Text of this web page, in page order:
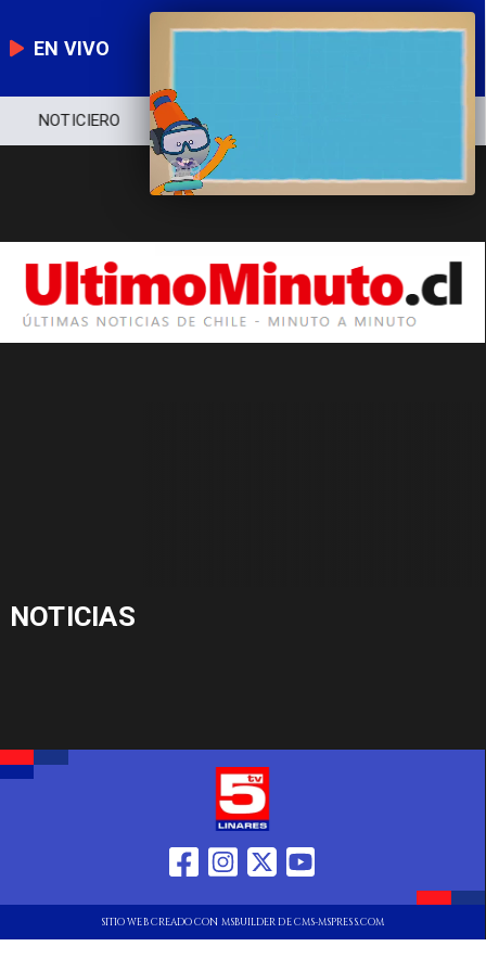
EN VIVO
NOTICIERO POLÍTICA
NOTICIAS
SITIO WEB CREADO CON MSBUILDER DE CMS-MSPRESS.COM